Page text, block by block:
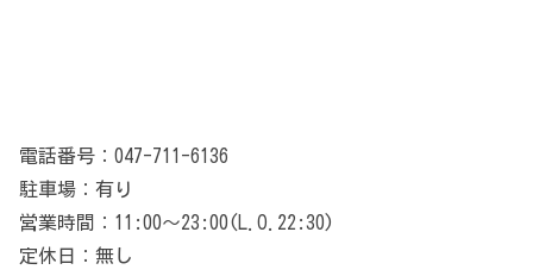
電話番号：047-711-6136
駐車場：有り
営業時間：11:00～23:00(L.O.22:30)
定休日：無し